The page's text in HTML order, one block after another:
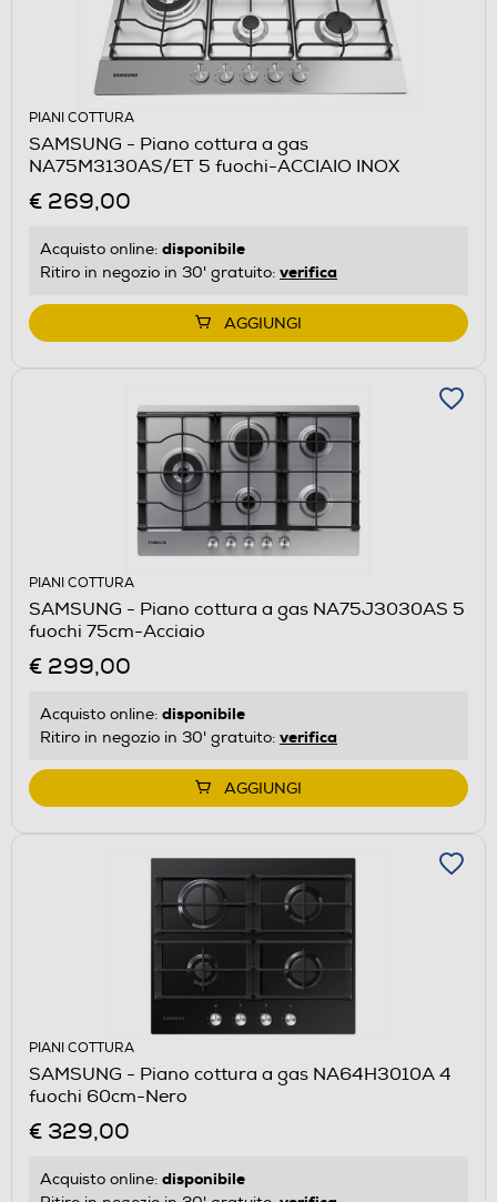
PIANI COTTURA
SAMSUNG - Piano cottura a gas
NA75M3130AS/ET 5 fuochi-ACCIAIO INOX
€ 269,00
Acquisto online: disponibile
Ritiro in negozio in 30' gratuito: verifica
AGGIUNGI
PIANI COTTURA
SAMSUNG - Piano cottura a gas NA75J3030AS 5
fuochi 75cm-Acciaio
€ 299,00
Acquisto online: disponibile
Ritiro in negozio in 30' gratuito: verifica
AGGIUNGI
PIANI COTTURA
SAMSUNG - Piano cottura a gas NA64H3010A 4
fuochi 60cm-Nero
€ 329,00
Acquisto online: disponibile